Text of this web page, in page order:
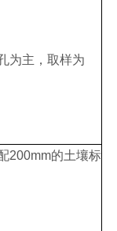
为主，取样为
200mm的土壤标